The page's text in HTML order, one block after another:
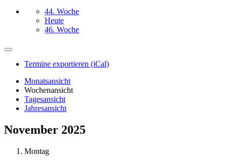
44. Woche
Heute
46. Woche
Termine exportieren (iCal)
Monatsansicht
Wochenansicht
Tagesansicht
Jahresansicht
November 2025
Montag